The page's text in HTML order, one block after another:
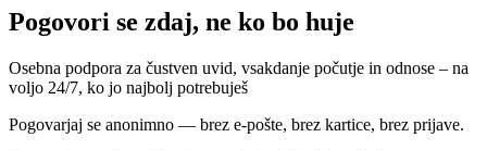
Pogovori se zdaj, ne ko bo huje
Osebna podpora za čustven uvid, vsakdanje počutje in odnose – na
voljo 24/7, ko jo najbolj potrebuješ
Pogovarjaj se anonimno — brez e-pošte, brez kartice, brez prijave.